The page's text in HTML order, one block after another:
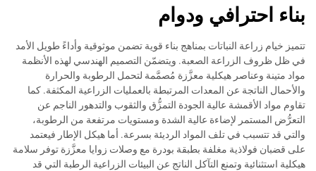
بناء احترافي ودوام
تتميز خيام زراعة النباتات بمناهج بناء قوية تضمن موثوقية وأداءً طويل الأمد
في ظل ظروف الزراعة الصعبة. ويتضمّن التصميم الهندسي لهذه الأنظمة
مواد متينة وعناصر هيكلية معزَّزة مُصمَّمة لتحمل الرطوبة والحرارة
والأحمال الناتجة عن المعدات المرتبطة بالعمليات الزراعية المكثفة. كما
تقاوم مواد الأقمشة عالية الجودة التمزُّق والثقوب والتدهور الناجم عن
التعرُّض المستمر لإضاءة عالية الشدة ومستويات مرتفعة من الرطوبة،
والتي قد تتسبب في تلف المواد الرديئة بسرعة. أما هيكل الإطار فيعتمد
على قضبان فولاذية مغلفة بطبقة بودرة مع وصلات زوايا معزَّزة توفر سلامة
هيكلية استثنائية وتمنع التآكل الناتج عن البيئات الزراعية الرطبة التي قد